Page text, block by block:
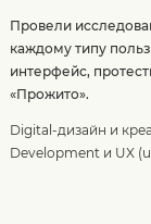
Провели
каждому типу
интерфейс,
«Прожито».
Digital-дизайн и
Development и UX